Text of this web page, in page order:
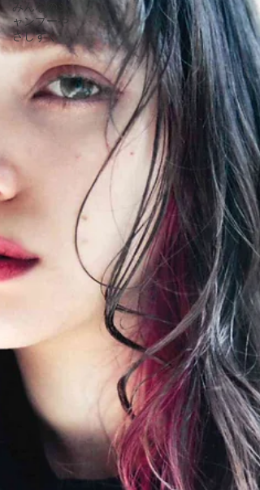
みんなのシ
ャンプーや
さしずく